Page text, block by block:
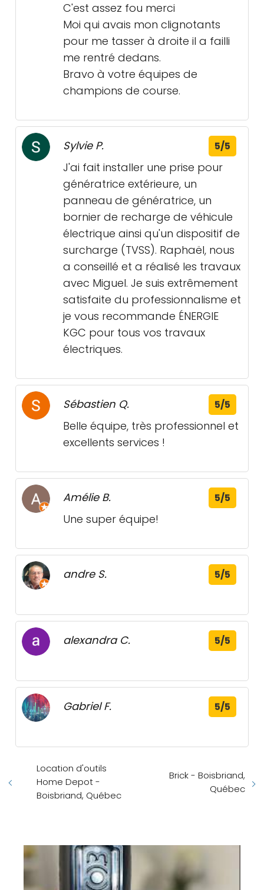
C'est assez fou merci
Moi qui avais mon clignotants
pour me tasser à droite il a failli
me rentré dedans.
Bravo à votre équipes de
champions de course.
Sylvie P. 5/5
J'ai fait installer une prise pour
génératrice extérieure, un
panneau de génératrice, un
bornier de recharge de véhicule
électrique ainsi qu'un dispositif de
surcharge (TVSS). Raphaël, nous
a conseillé et a réalisé les travaux
avec Miguel. Je suis extrêmement
satisfaite du professionnalisme et
je vous recommande ÉNERGIE
KGC pour tous vos travaux
électriques.
Sébastien Q. 5/5
Belle équipe, très professionnel et
excellents services !
Amélie B. 5/5
Une super équipe!
andre S. 5/5
alexandra C. 5/5
Gabriel F. 5/5
Location d'outils
Home Depot -
Boisbriand, Québec
Brick - Boisbriand,
Québec